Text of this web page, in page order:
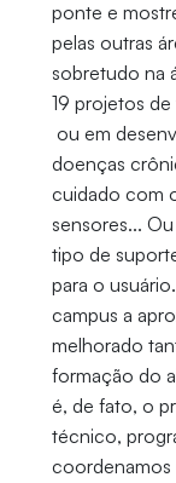
ponte e
pelas outras
sobretudo na
19 projetos
ou em
doenças
cuidado com
sensores...
tipo de
para o
campus a
melhorado
formação do
é, de fato, o
técnico,
coordenamos